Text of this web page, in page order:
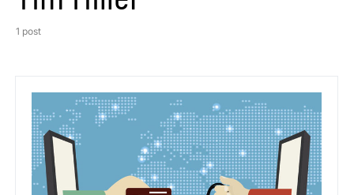
1 post